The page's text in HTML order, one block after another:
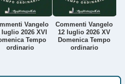
Vangelo
luglio 2026 XVI
Tempo
ordinario
Commenti Vangelo
12 luglio 2026 XV
Domenica Tempo
ordinario